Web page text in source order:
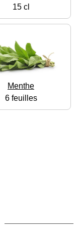
15 cl
Menthe
6 feuilles